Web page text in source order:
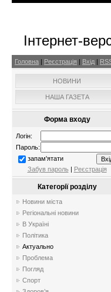
Інтернет-
Головна | Реєстрація | Вхід |
НОВИНИ
НАША ГАЗЕТА
Форма входу
Логін:
Пароль:
запам'ятати
Забув пароль | Реєстрація
Категорії розділу
Новини міста
Регіональні новини
В Україні
Політика
Актуально
Проблема
Погляд
Спорт